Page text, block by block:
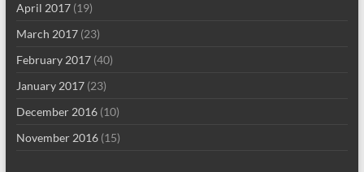
April 2017(19)
March 2017(23)
February 2017(40)
January 2017(23)
December 2016(10)
November 2016(15)